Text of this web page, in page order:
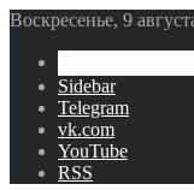
Воскресенье, 9
Sidebar
Telegram
vk.com
YouTube
RSS